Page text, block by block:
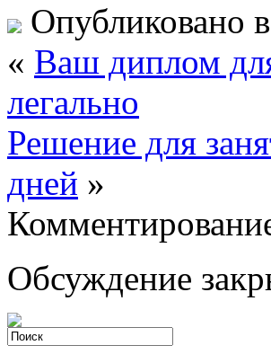
Опубликовано в
« Ваш диплом
легально
Решение для
дней »
Обсуждение